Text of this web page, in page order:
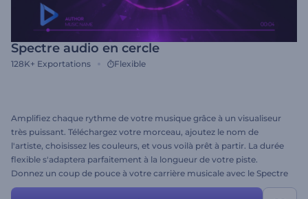
Spectre audio en cercle
128K+ Exportations Flexible
Amplifiez chaque rythme de votre musique grâce à un visualiseur
très puissant. Téléchargez votre morceau, ajoutez le nom de
l'artiste, choisissez les couleurs, et vous voilà prêt à partir. La durée
flexible s'adaptera parfaitement à la longueur de votre piste.
Donnez un coup de pouce à votre carrière musicale avec le Spectre
audio en cercle. Essayez-le dès maintenant !